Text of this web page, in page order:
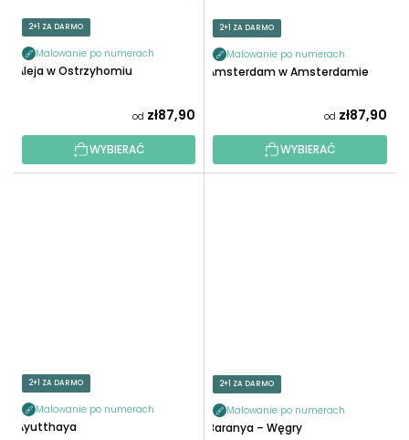
2+1 ZA DARMO
Malowanie po numerach
Aleja w Ostrzyhomiu
od zł87,90
WYBIERAĆ
2+1 ZA DARMO
Malowanie po numerach
Amsterdam w Amsterdamie
od zł87,90
WYBIERAĆ
2+1 ZA DARMO
Malowanie po numerach
Ayutthaya
2+1 ZA DARMO
Malowanie po numerach
Baranya – Węgry